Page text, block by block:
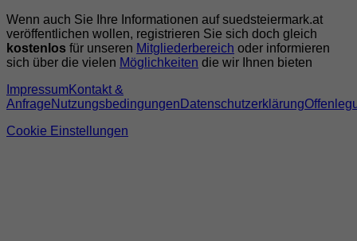
Wenn auch Sie Ihre Informationen auf suedsteiermark.at
veröffentlichen wollen, registrieren Sie sich doch gleich
kostenlos für unseren Mitgliederbereich oder informieren
sich über die vielen Möglichkeiten die wir Ihnen bieten
ImpressumKontakt &
AnfrageNutzungsbedingungen Datenschutzerklärung
Cookie Einstellungen